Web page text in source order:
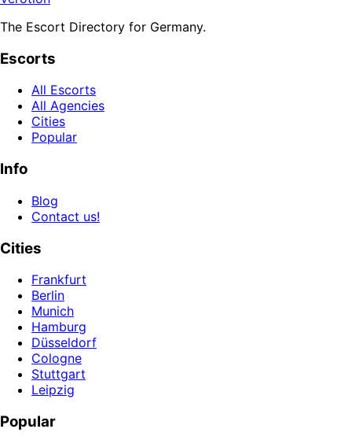
The Escort Directory for Germany.
Escorts
All Escorts
All Agencies
Cities
Popular
Info
Blog
Contact us!
Cities
Frankfurt
Berlin
Munich
Hamburg
Düsseldorf
Cologne
Stuttgart
Leipzig
Popular